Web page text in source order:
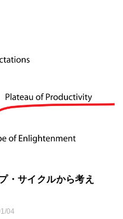
・サイクルから考え
04